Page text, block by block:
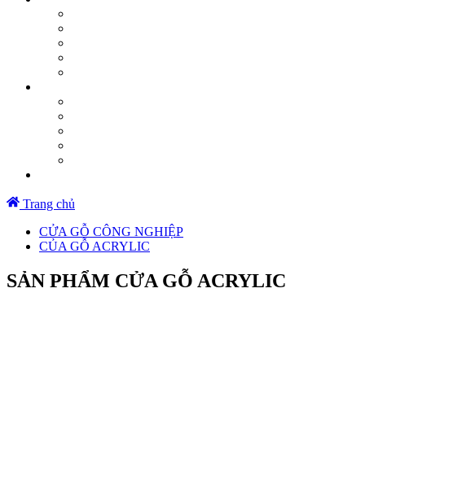
Trang chủ
CỬA GỖ CÔNG NGHIỆP
CỦA GỖ ACRYLIC
SẢN PHẨM CỬA GỖ ACRYLIC